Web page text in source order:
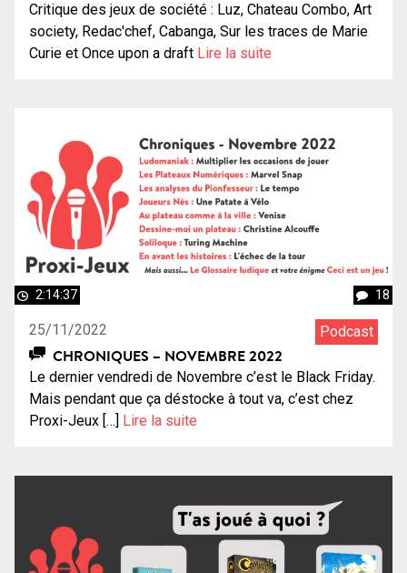
Critique des jeux de société : Luz, Chateau Combo, Art
society, Redac'chef, Cabanga, Sur les traces de Marie
Curie et Once upon a draft Lire la suite
2:14:37 18
25/11/2022 Podcast
CHRONIQUES – NOVEMBRE 2022
Le dernier vendredi de Novembre c’est le Black Friday.
Mais pendant que ça déstocke à tout va, c’est chez
Proxi-Jeux […] Lire la suite